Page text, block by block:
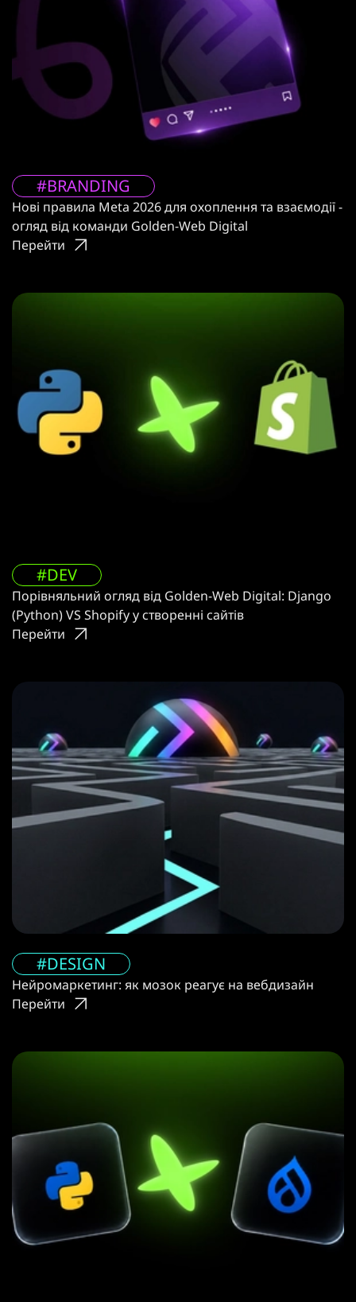
#BRANDING
Нові правила Meta 2026 для охоплення та взаємодії -
огляд від команди Golden-Web Digital
Перейти
#DEV
Порівняльний огляд від Golden-Web Digital: Django
(Python) VS Shopify у створенні сайтів
Перейти
#DESIGN
Нейромаркетинг: як мозок реагує на вебдизайн
Перейти